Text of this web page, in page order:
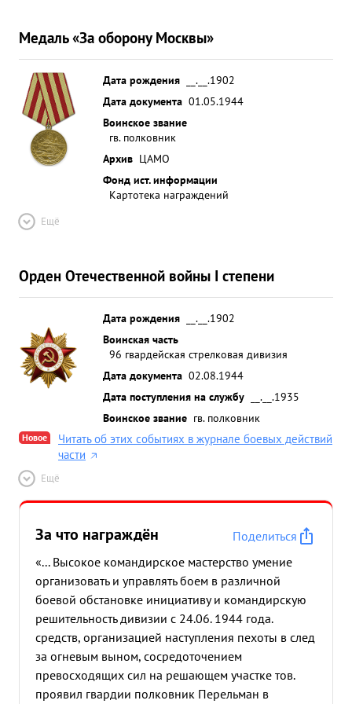
ближние подступы к городу НИКОЛАЕВУ. т
ПЕРЕЛЬМАН за мужественное и решительное
управление боем, умелое отражение контратак
были противника Ф.Р.А и личную храбрость
достоин правительственной зн А м ЕП И". награды
с о о ...»
Медаль «За оборону Москвы»
Дата рождения
__.__.1902
Дата документа 01.05.1944
Воинское звание
гв. полковник
Архив ЦАМО
Фонд ист. информации
Картотека награждений
Ещё
Орден Отечественной войны I степени
Дата рождения
__.__.1902
Воинская часть
96 гвардейская стрелковая дивизия
Дата документа 02.08.1944
Дата поступления на службу
__.__.1935
Воинское звание гв. полковник
Новое
Читать об этих событиях в журнале боевых действий
части
Ещё
За что награждён
Поделиться
«... Высокое командирское мастерство умение
организовать и управлять боем в различной
боевой обстановке инициативу и командирскую
решительность дивизии с 24.06. 1944 года.
средств, организацией наступления пехоты в след
за огневым выном, сосредоточением
превосходящих сил на решающем участке тов.
проявил гвардии полковник Перельман в